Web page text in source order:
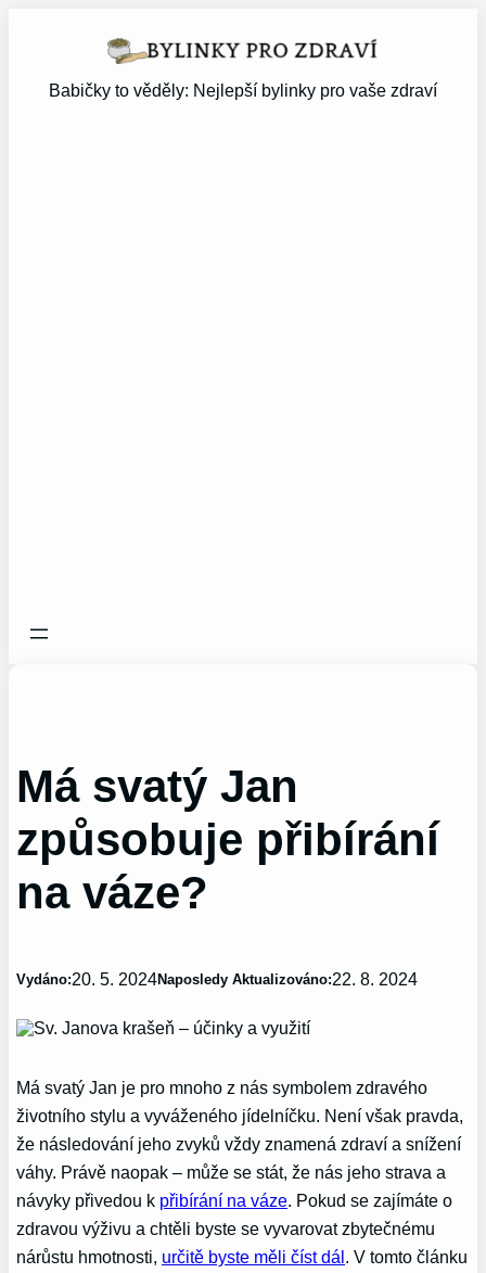
Babičky to věděly: Nejlepší bylinky pro vaše zdraví
Má svatý Jan
způsobuje přibírání
na váze?
Vydáno:20. 5. 2024Naposledy Aktualizováno:22. 8. 2024
Má svatý Jan je pro mnoho z nás symbolem zdravého
životního stylu a vyváženého jídelníčku. Není však pravda,
že následování jeho zvyků vždy znamená zdraví a snížení
váhy. Právě naopak – může se stát, že nás jeho strava a
návyky přivedou k přibírání na váze. Pokud se zajímáte o
zdravou výživu a chtěli byste se vyvarovat zbytečnému
nárůstu hmotnosti, určitě byste měli číst dál. V tomto článku